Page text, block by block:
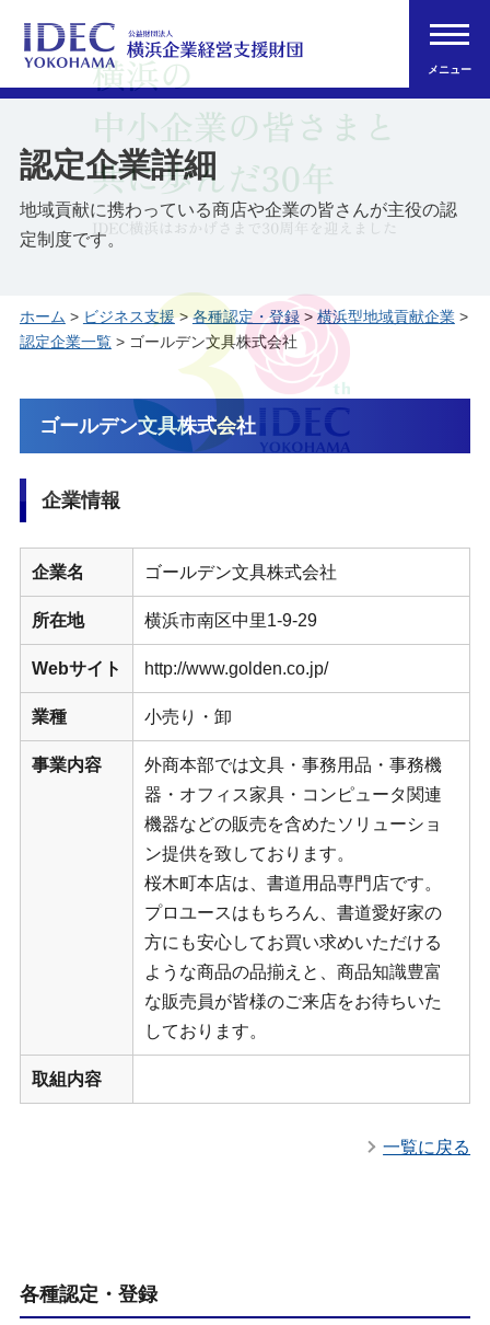
メニュー
認定企業詳細
地域貢献に携わっている商店や企業の皆さんが主役の認
定制度です。
ホーム > ビジネス支援>各種認定・登録>横浜型地域貢献企業>
認定企業一覧> ゴールデン文具株式会社
ゴールデン文具株式会社
企業情報
企業名 ゴールデン文具株式会社
所在地 横浜市南区中里1-9-29
Webサイト http://www.golden.co.jp/
業種 小売り・卸
事業内容
外商本部では文具・事務用品・事務機
器・オフィス家具・コンピュータ関連
機器などの販売を含めたソリューショ
ン提供を致しております。
桜木町本店は、書道用品専門店です。
プロユースはもちろん、書道愛好家の
方にも安心してお買い求めいただける
ような商品の品揃えと、商品知識豊富
な販売員が皆様のご来店をお待ちいた
しております。
取組内容
一覧に戻る
各種認定・登録